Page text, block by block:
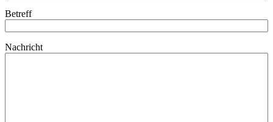
Betreff
Nachricht